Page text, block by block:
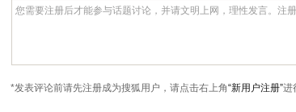
*发表评论前请先注册成为搜狐用户，请点击右上角“新用户注册”进